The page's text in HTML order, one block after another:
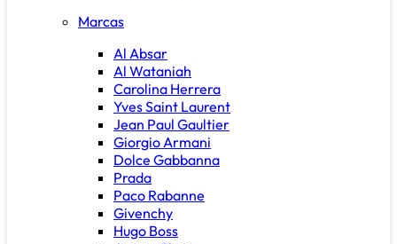
Marcas
Al Absar
Al Wataniah
Carolina Herrera
Yves Saint Laurent
Jean Paul Gaultier
Giorgio Armani
Dolce Gabbanna
Prada
Paco Rabanne
Givenchy
Hugo Boss